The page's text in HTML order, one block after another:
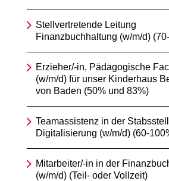
Stellvertretende Leitung
Finanzbuchhaltung (w/m/d)
Erzieher/-in, Pädagogische
(w/m/d) für unser Kinderhaus
von Baden (50% und 83%)
Teamassistenz in der
Digitalisierung (w/m/d) (60-
Mitarbeiter/-in in der
(w/m/d) (Teil- oder Vollzeit)